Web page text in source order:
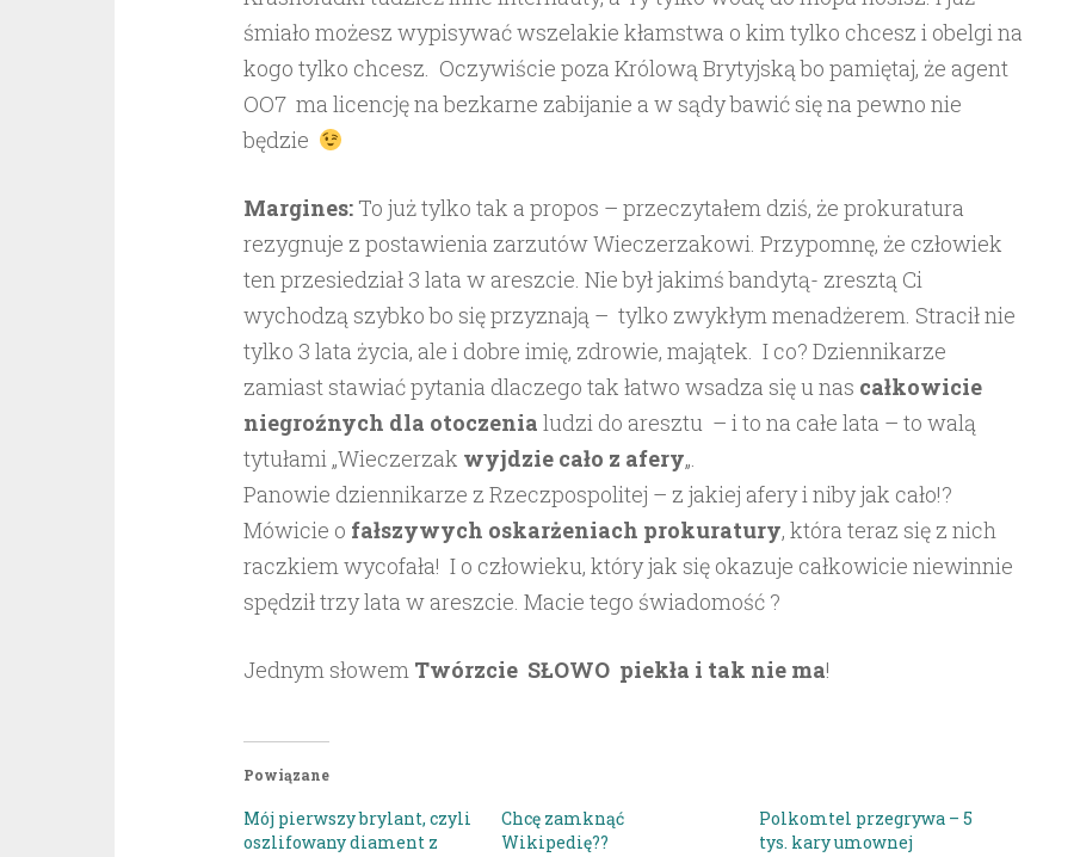
śmiało możesz wypisywać wszelakie kłamstwa o kim tylko chcesz i obelgi na
kogo tylko chcesz. Oczywiście poza Królową Brytyjską bo pamiętaj, że agent
OO7 ma licencję na bezkarne zabijanie a w sądy bawić się na pewno nie
będzie
Margines: To już tylko tak a propos – przeczytałem dziś, że prokuratura
rezygnuje z postawienia zarzutów Wieczerzakowi. Przypomnę, że człowiek
ten przesiedział 3 lata w areszcie. Nie był jakimś bandytą- zresztą Ci
wychodzą szybko bo się przyznają – tylko zwykłym menadżerem. Stracił nie
tylko 3 lata życia, ale i dobre imię, zdrowie, majątek. I co? Dziennikarze
zamiast stawiać pytania dlaczego tak łatwo wsadza się u nas całkowicie
niegroźnych dla otoczenia ludzi do aresztu – i to na całe lata – to walą
tytułami „Wieczerzak wyjdzie cało z afery„.
Panowie dziennikarze z Rzeczpospolitej – z jakiej afery i niby jak cało!?
Mówicie o fałszywych oskarżeniach prokuratury, która teraz się z nich
raczkiem wycofała! I o człowieku, który jak się okazuje całkowicie niewinnie
spędził trzy lata w areszcie. Macie tego świadomość ?
Jednym słowemTwórzcie SŁOWO piekła i tak nie ma!
Powiązane
Mój pierwszy brylant, czyli
oszlifowany diament z
Chcę zamknąć
Wikipedię??
Polkomtel przegrywa – 5
tys. kary umownej